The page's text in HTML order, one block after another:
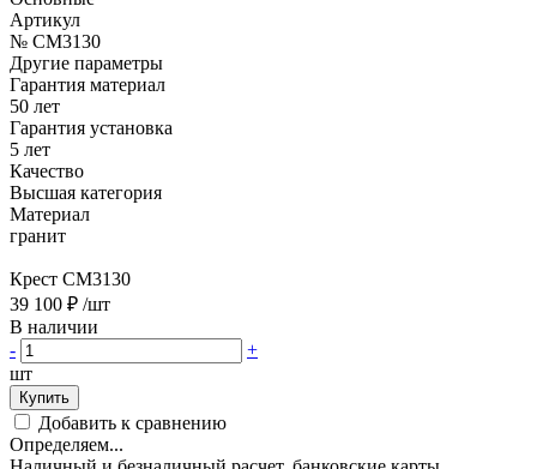
Артикул
№ CM3130
Другие параметры
Гарантия материал
50 лет
Гарантия установка
5 лет
Качество
Высшая категория
Материал
гранит
Крест CM3130
39 100 ₽ /шт
В наличии
-
+
шт
Купить
Добавить к сравнению
Определяем...